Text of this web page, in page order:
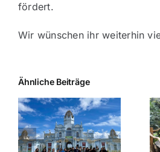
fördert.
Wir wünschen ihr weiterhin
Ähnliche Beiträge
Ausflug der Klasse